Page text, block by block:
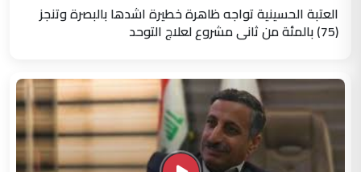
العتبة الحسينية تواجه ظاهرة خطيرة اشدها بالبصرة وتنجز
(75) بالمئة من ثاني مشروع لعلاج التوحد